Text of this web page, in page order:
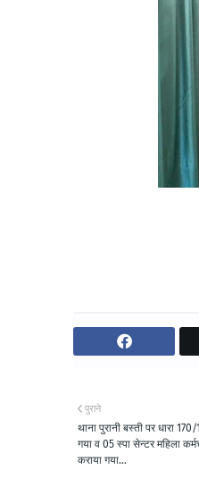
पुराने
थाना पुरानी बस्ती पर धारा
गया व 05 स्पा सेन्टर महिला
कराया गया...